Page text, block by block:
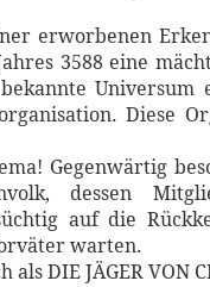
erworbenen
3588 eine
Universum
Diese
Gegenwärtig
dessen
auf die
warten.
DIE JÄGER VON